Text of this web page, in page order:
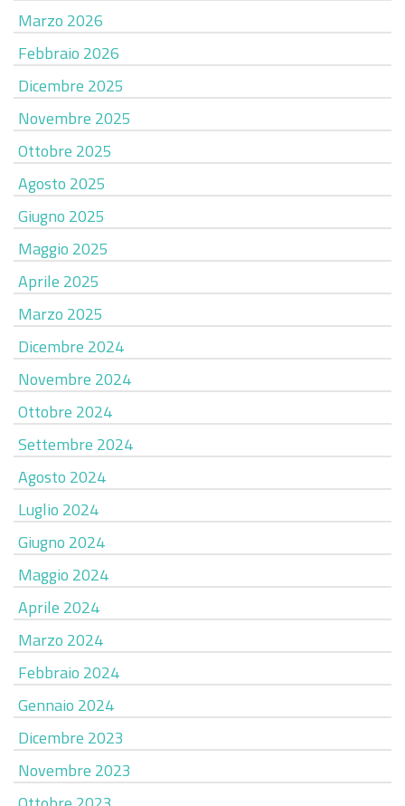
Marzo 2026
Febbraio 2026
Dicembre 2025
Novembre 2025
Ottobre 2025
Agosto 2025
Giugno 2025
Maggio 2025
Aprile 2025
Marzo 2025
Dicembre 2024
Novembre 2024
Ottobre 2024
Settembre 2024
Agosto 2024
Luglio 2024
Giugno 2024
Maggio 2024
Aprile 2024
Marzo 2024
Febbraio 2024
Gennaio 2024
Dicembre 2023
Novembre 2023